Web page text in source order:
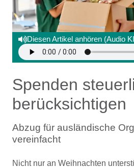
Diesen Artikel anhören (Audio
Spenden
berücksichtigen
Abzug für ausländische
vereinfacht
Nicht nur an Weihnachten